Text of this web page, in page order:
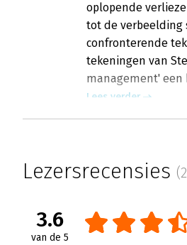
oplopende
tot de verbeelding
confronterende
tekeningen van
management'
Lees verder
Lezersrecensies
3.6
van de 5